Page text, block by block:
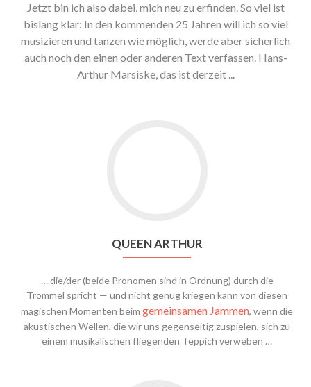
Jetzt bin ich also dabei, mich neu zu erfinden. So viel ist
bislang klar: In den kommenden 25 Jahren will ich so viel
musizieren und tanzen wie möglich, werde aber sicherlich
auch noch den einen oder anderen Text verfassen. Hans-
Arthur Marsiske, das ist derzeit ...
QUEEN ARTHUR
… die/der (beide Pronomen sind in Ordnung) durch die
Trommel spricht — und nicht genug kriegen kann von diesen
magischen Momenten beim gemeinsamen Jammen, wenn die
akustischen Wellen, die wir uns gegenseitig zuspielen, sich zu
einem musikalischen fliegenden Teppich verweben …